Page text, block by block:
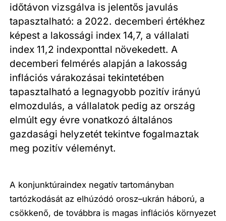
időtávon vizsgálva is jelentős javulás
tapasztalható: a 2022. decemberi értékhez
képest a lakossági index 14,7, a vállalati
index 11,2 indexponttal növekedett. A
decemberi felmérés alapján a lakosság
inflációs várakozásai tekintetében
tapasztalható a legnagyobb pozitív irányú
elmozdulás, a vállalatok pedig az ország
elmúlt egy évre vonatkozó általános
gazdasági helyzetét tekintve fogalmaztak
meg pozitív véleményt.
A konjunktúraindex negatív tartományban
tartózkodását az elhúzódó orosz–ukrán háború, a
csökkenő, de továbbra is magas inflációs környezet